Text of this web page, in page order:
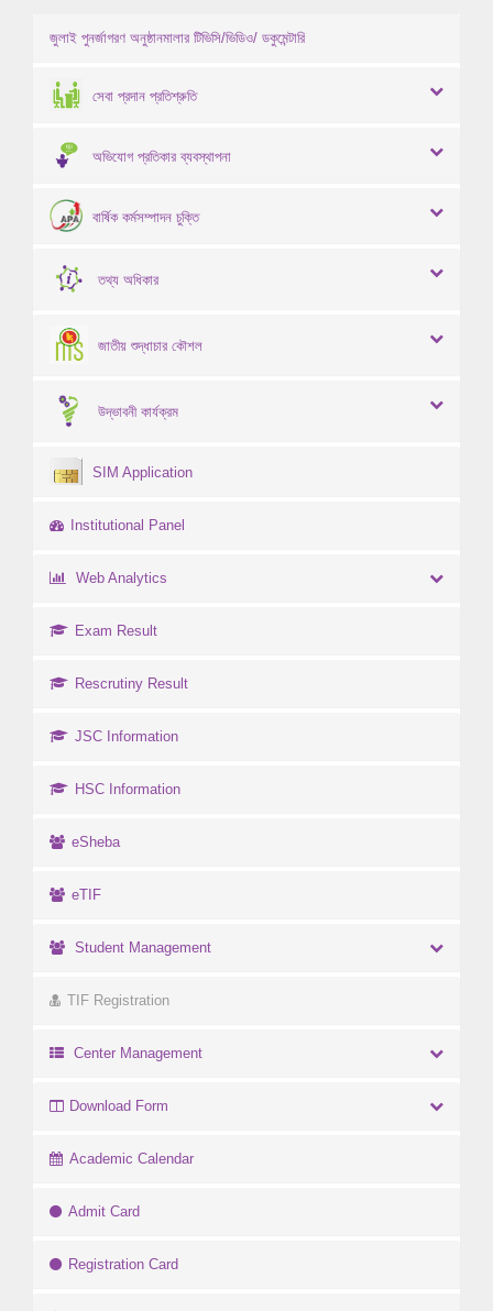
জুলাই পুনর্জাগরণ অনুষ্ঠানমালার টিভিসি/ভিডিও/ ডকুমেন্টারি
সেবা প্রদান প্রতিশ্রুতি
অভিযোগ প্রতিকার ব্যবস্থাপনা
বার্ষিক কর্মসম্পাদন চুক্তি
তথ্য অধিকার
জাতীয় শুদ্ধাচার কৌশল
উদ্ভাবনী কার্যক্রম
SIM Application
Institutional Panel
Web Analytics
Exam Result
Rescrutiny Result
JSC Information
HSC Information
eSheba
eTIF
Student Management
TIF Registration
Center Management
Download Form
Academic Calendar
Admit Card
Registration Card